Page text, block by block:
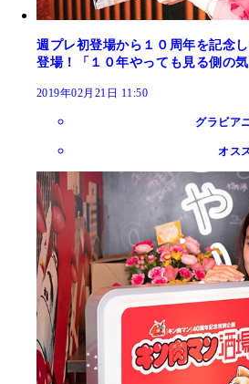
週プレ初登場から１０周年を記念
登場！「１０年やっても見る側の
2019年02月21日 11:50
グラビア
オス